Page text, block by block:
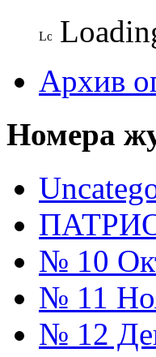
Архив
Номера
№ 10
№ 11
№ 12